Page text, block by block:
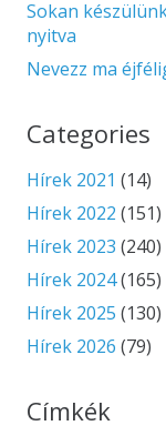
Sokan
nyitva
Nevezz ma
Categories
Hírek 2021 (14)
Hírek 2022 (151)
Hírek 2023 (240)
Hírek 2024(165)
Hírek 2025 (130)
Hírek 2026 (79)
Címkék